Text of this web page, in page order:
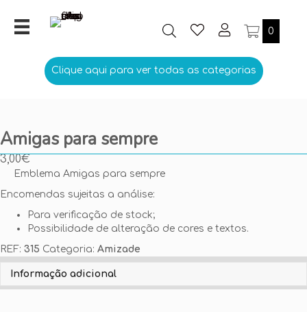
0
Clique aqui para ver todas as categorias
Amigas para sempre
3,00€
Emblema Amigas para sempre
Encomendas sujeitas a análise:
Para verificação de stock;
Possibilidade de alteração de cores e textos.
REF: 315 Categoria: Amizade
Personalize aqui o seu Emblema
Informação adicional